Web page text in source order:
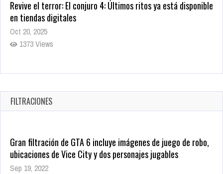
Revive el terror: El conjuro 4: Últimos ritos ya está disponible
en tiendas digitales
Oct 20, 2025
1373 Views
Warner Bros. lleva a las tiendas digitales su racha de
Oct 17, 2025
1429 Views
FILTRACIONES
Gran filtración de GTA 6 incluye imágenes de juego de robo,
ubicaciones de Vice City y dos personajes jugables
Sep 19, 2022